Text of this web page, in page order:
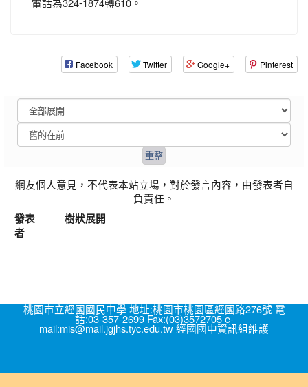
Facebook Twitter Google+ Pinterest
網友個人意見，不代表本站立場，對於發言內容，由發表者自
負責任。
發表
者
樹狀展開
桃園市立經國國民中學 地址:桃園市桃園區經國路276號 電
話:03-357-2699 Fax:(03)3572705 e-
mail:mis@mail.jgjhs.tyc.edu.tw 經國國中資訊組維護